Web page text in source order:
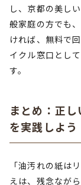
し、京都の美し
般家庭の方でも
ければ、無料で
イクル窓口とし
す。
まとめ：正し
を実践しよう
「油汚れの紙は
えは、残念なが